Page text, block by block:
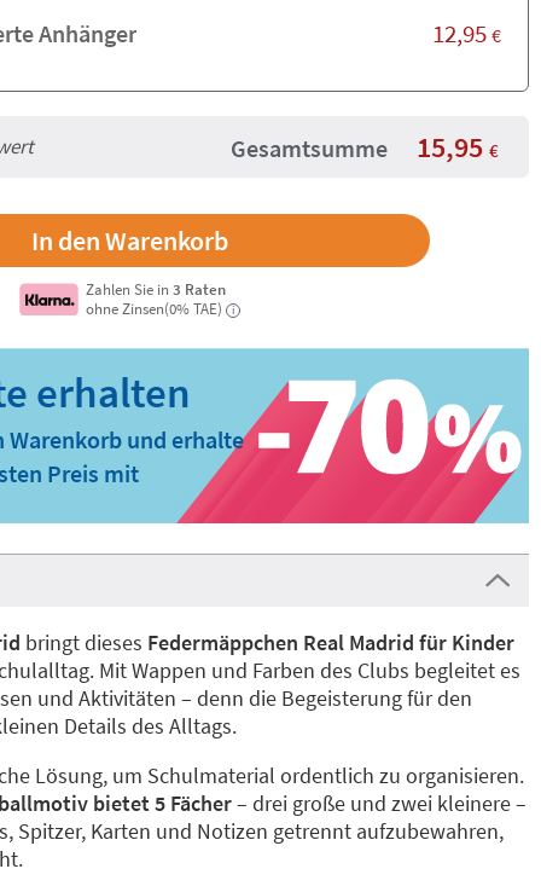
Anhänger 12,95 €
Gesamtsumme 15,95 €
Zahlen Sie in3 Raten
ohne Zinsen(0% TAE)
i
Warenkorb und erhalte
Preis mit
bringt dieses Federmäppchen Real Madrid für Kinder
Mit Wappen und Farben des Clubs begleitet es
und Aktivitäten – denn die Begeisterung für den
Details des Alltags.
Lösung, um Schulmaterial ordentlich zu organisieren.
bietet 5 Fächer– drei große und zwei kleinere –
Spitzer, Karten und Notizen getrennt aufzubewahren,